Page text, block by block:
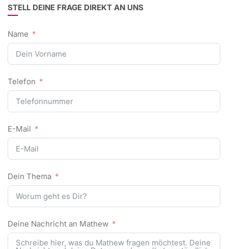
STELL DEINE FRAGE DIREKT AN UNS
Name
Telefon
E-Mail
Dein Thema
Deine Nachricht an Mathew